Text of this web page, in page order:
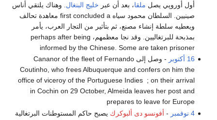
أول أوروپي يصل ملقا، بعد أن عبر خليج البنغال . وهناك يلتقي أناس
صينيين. السلطان محمود سياه first concluded a معاهدة تحالف
ويعطيه سلطة إنشاء مصنع، ثم بتأثير من التجار العرب، يأمر
بمذبحة للبرتغاليين. وقد نجا معظمهم، perhaps after being
informed by the Chinese. Some are taken prisoner
16 أكتوبر
- وصل إلى Cananor of the fleet of Fernando
Coutinho, who frees Albuquerque and confers on him the
office of viceroy of the Portuguese Indies ; on their arrival
in Cochin on 29 October, Almeida leaves her post and
prepares to leave for Europe
4 نوفمبر
- أفونسو دى ألبوكرك يصبح حاكم المستوطنات البرتغالية